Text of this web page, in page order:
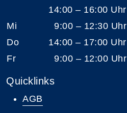
14:00 – 16:00 Uhr
Mi
9:00 – 12:30 Uhr
Do
14:00 – 17:00 Uhr
Fr
9:00 – 12:00 Uhr
Quicklinks
AGB